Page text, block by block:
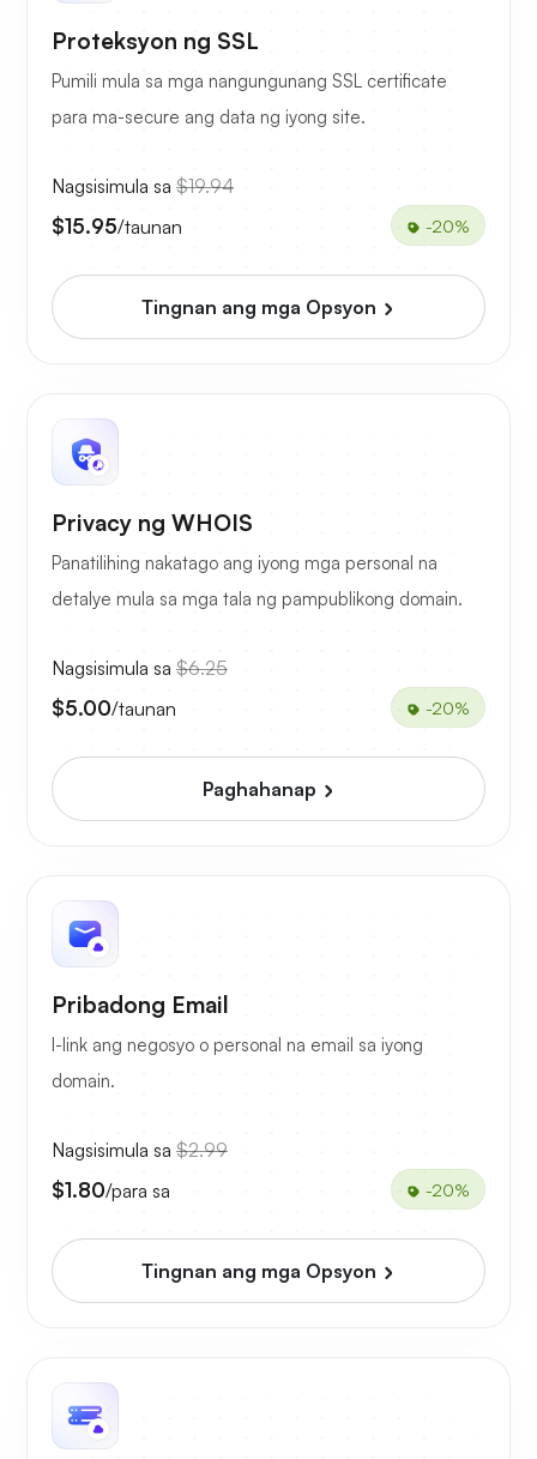
Proteksyon ng SSL
Pumili mula sa mga nangungunang SSL certificate
para ma-secure ang data ng iyong site.
Nagsisimula sa $19.94
$15.95/taunan -20%
Tingnan ang mga Opsyon
Privacy ng WHOIS
Panatilihing nakatago ang iyong mga personal na
detalye mula sa mga tala ng pampublikong domain.
Nagsisimula sa $6.25
$5.00/taunan -20%
Paghahanap
Pribadong Email
I-link ang negosyo o personal na email sa iyong
domain.
Nagsisimula sa $2.99
$1.80/para sa -20%
Tingnan ang mga Opsyon